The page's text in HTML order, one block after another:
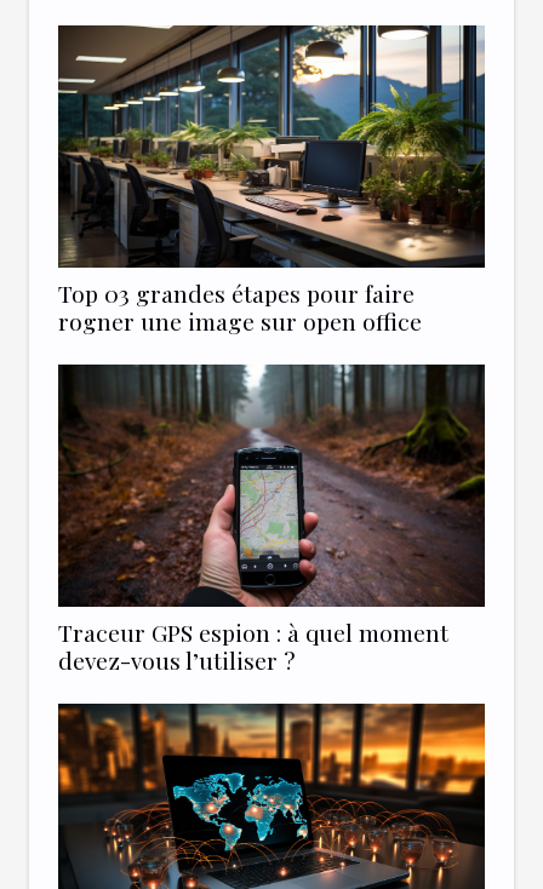
Top 03 grandes étapes pour faire
rogner une image sur open office
Traceur GPS espion : à quel moment
devez-vous l’utiliser ?